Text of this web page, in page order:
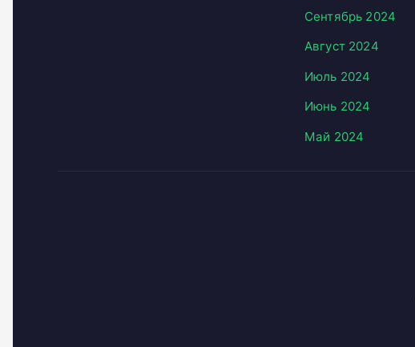
Сентябрь 2024
Август 2024
Июль 2024
Июнь 2024
Май 2024